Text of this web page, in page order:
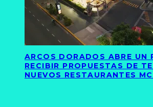
ARCOS DORADOS ABRE UN
RECIBIR PROPUESTAS DE
NUEVOS RESTAURANTES